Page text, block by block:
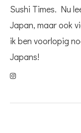
Sushi Times. Nu
Japan, maar ook
ik ben voorlopig
Japans!